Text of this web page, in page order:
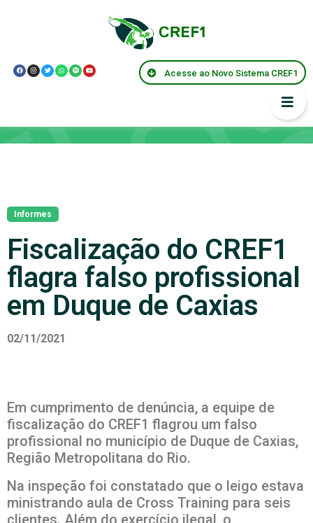
Acesse ao Novo Sistema CREF1
Informes
Fiscalização do CREF1
flagra falso profissional
em Duque de Caxias
02/11/2021
Em cumprimento de denúncia, a equipe de
fiscalização do CREF1 flagrou um falso
profissional no município de Duque de Caxias,
Região Metropolitana do Rio.
Na inspeção foi constatado que o leigo estava
ministrando aula de Cross Training para seis
clientes. Além do exercício ilegal, o